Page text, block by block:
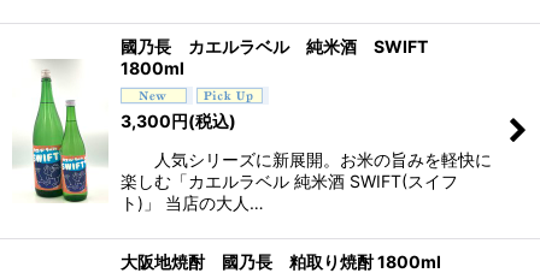
國乃長 カエルラベル 純米酒 SWIFT
1800ml
3,300円(税込)
人気シリーズに新展開。お米の旨みを軽快に
楽しむ「カエルラベル 純米酒 SWIFT(スイフ
ト)」 当店の大人…
大阪地焼酎 國乃長 粕取り焼酎 1800ml